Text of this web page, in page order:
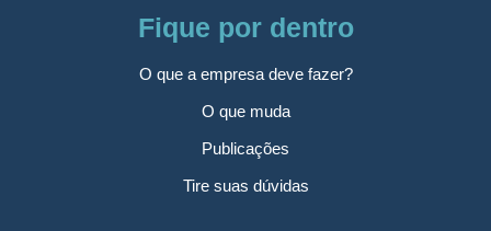
Fique por dentro
O que a empresa deve fazer?
O que muda
Publicações
Tire suas dúvidas